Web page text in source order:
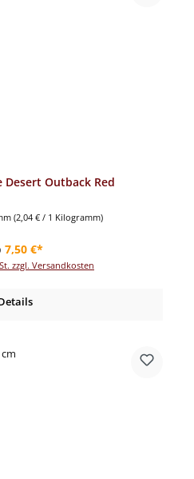
Desert Outback Red
(2,04 € / 1 Kilogramm)
Preis:
7,50 €*
zzgl. Versandkosten